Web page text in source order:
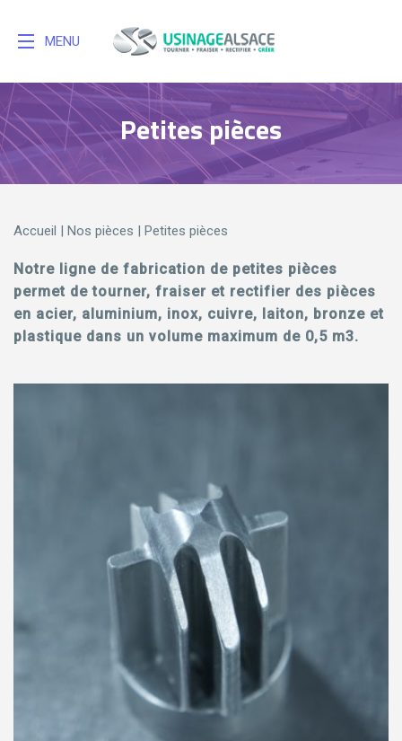
MENU
Petites pièces
Accueil | Nos pièces | Petites pièces
Notre ligne de fabrication de petites pièces
permet de tourner, fraiser et rectifier des pièces
en acier, aluminium, inox, cuivre, laiton, bronze et
plastique dans un volume maximum de 0,5 m3.